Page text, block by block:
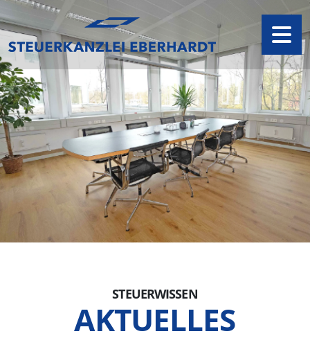
STEUERWISSEN
AKTUELLES